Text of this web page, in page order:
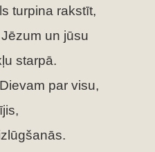
turpina rakstīt,
un jūsu
starpā.
par visu,